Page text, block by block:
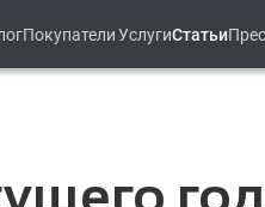
ПокупателиУслугиСтатьи